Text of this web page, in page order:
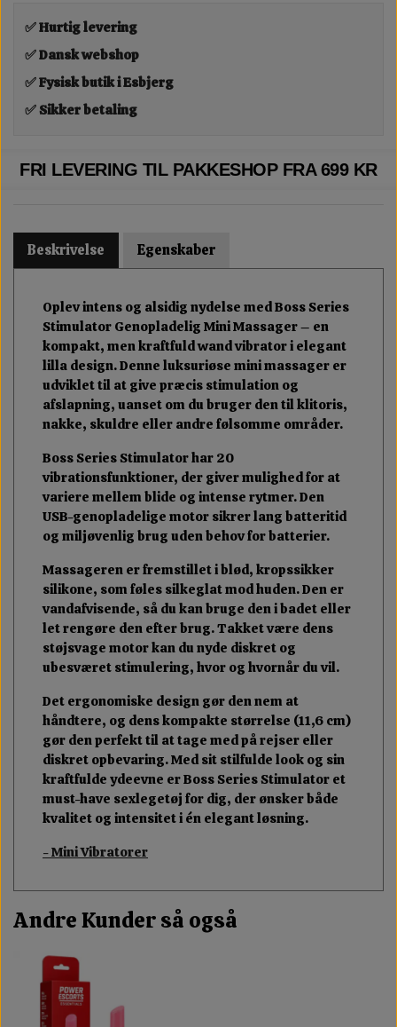
✅ Hurtig levering
✅ Dansk webshop
✅ Fysisk butik i Esbjerg
✅ Sikker betaling
FRI LEVERING TIL PAKKESHOP FRA 699 KR
Beskrivelse Egenskaber
Oplev intens og alsidig nydelse med Boss Series
Stimulator Genopladelig Mini Massager – en
kompakt, men kraftfuld wand vibrator i elegant
lilla design. Denne luksuriøse mini massager er
udviklet til at give præcis stimulation og
afslapning, uanset om du bruger den til klitoris,
nakke, skuldre eller andre følsomme områder.
Boss Series Stimulator har 20
vibrationsfunktioner, der giver mulighed for at
variere mellem blide og intense rytmer. Den
USB-genopladelige motor sikrer lang batteritid
og miljøvenlig brug uden behov for batterier.
Massageren er fremstillet i blød, kropssikker
silikone, som føles silkeglat mod huden. Den er
vandafvisende, så du kan bruge den i badet eller
let rengøre den efter brug. Takket være dens
støjsvage motor kan du nyde diskret og
ubesværet stimulering, hvor og hvornår du vil.
Det ergonomiske design gør den nem at
håndtere, og dens kompakte størrelse (11,6 cm)
gør den perfekt til at tage med på rejser eller
diskret opbevaring. Med sit stilfulde look og sin
kraftfulde ydeevne er Boss Series Stimulator et
must-have sexlegetøj for dig, der ønsker både
kvalitet og intensitet i én elegant løsning.
- Mini Vibratorer
Andre Kunder så også